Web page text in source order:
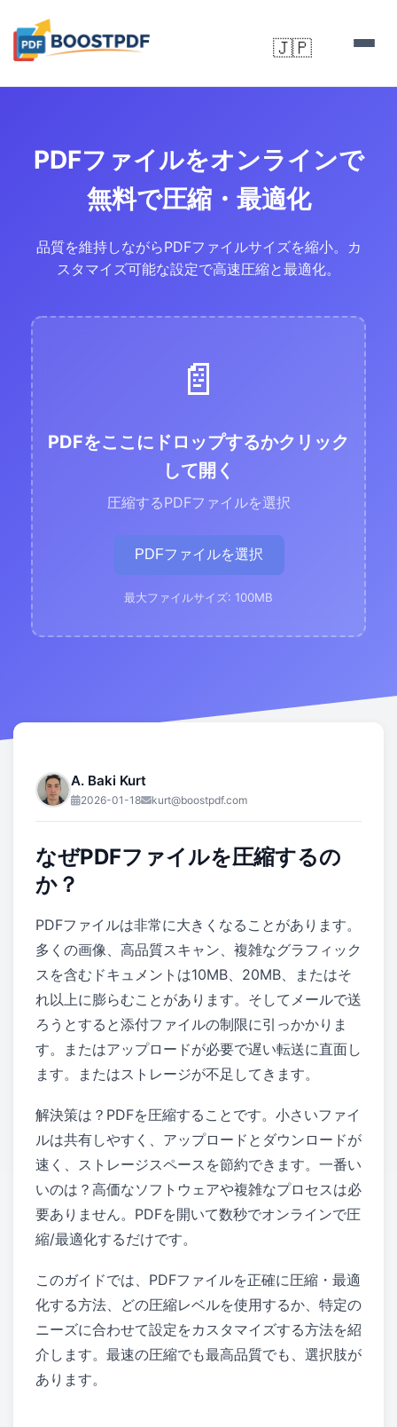
🇯🇵
PDFファイルをオンラインで
無料で圧縮・最適化
品質を維持しながらPDFファイルサイズを縮小。カ
スタマイズ可能な設定で高速圧縮と最適化。
📄
PDFをここにドロップするかクリック
して開く
圧縮するPDFファイルを選択
PDFファイルを選択
最大ファイルサイズ: 100MB
A. Baki Kurt
2026-01-18 kurt@boostpdf.com
なぜPDFファイルを圧縮するの
か？
PDFファイルは非常に大きくなることがあります。
多くの画像、高品質スキャン、複雑なグラフィック
スを含むドキュメントは10MB、20MB、またはそ
れ以上に膨らむことがあります。そしてメールで送
ろうとすると添付ファイルの制限に引っかかりま
す。またはアップロードが必要で遅い転送に直面し
ます。またはストレージが不足してきます。
解決策は？PDFを圧縮することです。小さいファイ
ルは共有しやすく、アップロードとダウンロードが
速く、ストレージスペースを節約できます。一番い
いのは？高価なソフトウェアや複雑なプロセスは必
要ありません。PDFを開いて数秒でオンラインで圧
縮/最適化するだけです。
このガイドでは、PDFファイルを正確に圧縮・最適
化する方法、どの圧縮レベルを使用するか、特定の
ニーズに合わせて設定をカスタマイズする方法を紹
介します。最速の圧縮でも最高品質でも、選択肢が
あります。